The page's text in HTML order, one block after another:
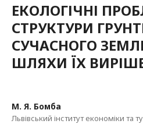
ЕКОЛОГІЧНІ
СТРУКТУРИ
СУЧАСНОГО
ШЛЯХИ ЇХ
М. Я. Бомба
Львівський інститут економіки та